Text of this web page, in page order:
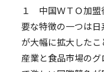
１ 中国ＷＴＯ加盟
要な特徴の一つは
が大幅に拡大した
産業と食品市場の